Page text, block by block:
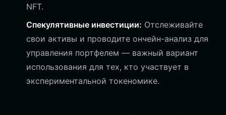
NFT.
Спекулятивные инвестиции: Отслеживайте
свои активы и проводите ончейн-анализ для
управления портфелем — важный вариант
использования для тех, кто участвует в
экспериментальной токеномике.